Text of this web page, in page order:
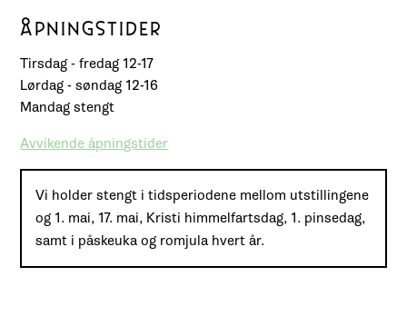
ÅPNINGSTIDER
Tirsdag - fredag 12-17
Lørdag - søndag 12-16
Mandag stengt
Avvikende åpningstider
Vi holder stengt i tidsperiodene mellom utstillingene
og 1. mai, 17. mai, Kristi himmelfartsdag, 1. pinsedag,
samt i påskeuka og romjula hvert år.